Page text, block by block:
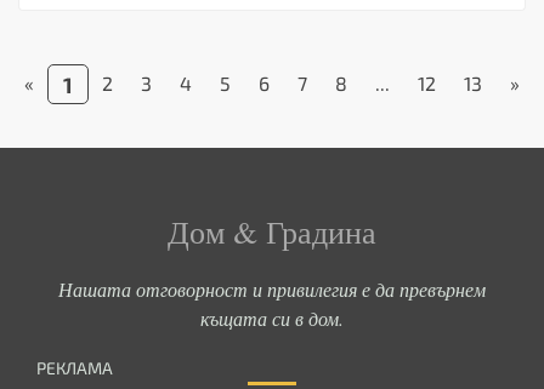
« 1 2 3 4 5 6 7 8 ... 12 13 »
Дом & Градина
Нашата отговорност и привилегия е да превърнем
къщата си в дом.
РЕКЛАМА